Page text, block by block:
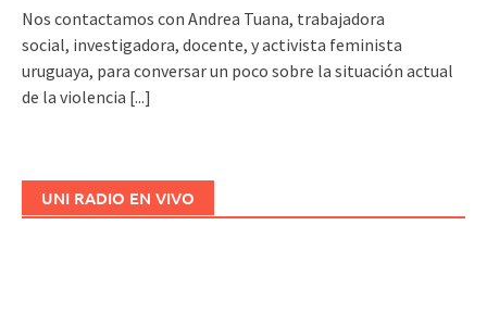
Nos contactamos con Andrea Tuana, trabajadora
social, investigadora, docente, y activista feminista
uruguaya, para conversar un poco sobre la situación actual
de la violencia [...]
UNI RADIO EN VIVO